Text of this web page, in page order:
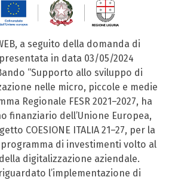
a seguito della domanda di
in data 03/05/2024
“Supporto allo sviluppo di
nelle micro, piccole e medie
Regionale FESR 2021–2027, ha
finanziario dell’Unione Europea,
COESIONE ITALIA 21–27, per la
di investimenti volto al
digitalizzazione aziendale.
l’implementazione di